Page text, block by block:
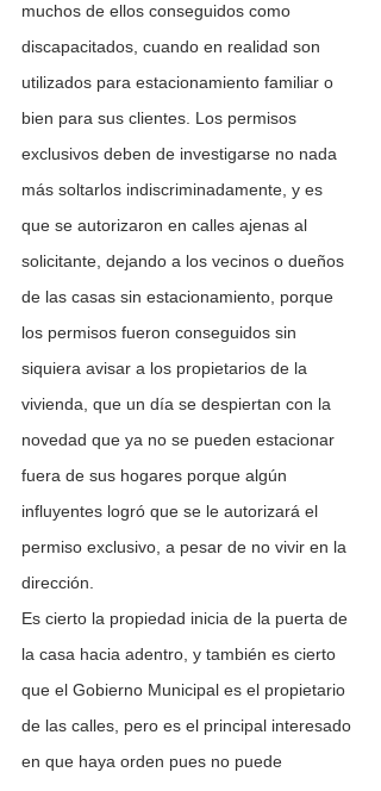
muchos de ellos conseguidos como
discapacitados, cuando en realidad son
utilizados para estacionamiento familiar o
bien para sus clientes. Los permisos
exclusivos deben de investigarse no nada
más soltarlos indiscriminadamente, y es
que se autorizaron en calles ajenas al
solicitante, dejando a los vecinos o dueños
de las casas sin estacionamiento, porque
los permisos fueron conseguidos sin
siquiera avisar a los propietarios de la
vivienda, que un día se despiertan con la
novedad que ya no se pueden estacionar
fuera de sus hogares porque algún
influyentes logró que se le autorizará el
permiso exclusivo, a pesar de no vivir en la
dirección.
Es cierto la propiedad inicia de la puerta de
la casa hacia adentro, y también es cierto
que el Gobierno Municipal es el propietario
de las calles, pero es el principal interesado
en que haya orden pues no puede